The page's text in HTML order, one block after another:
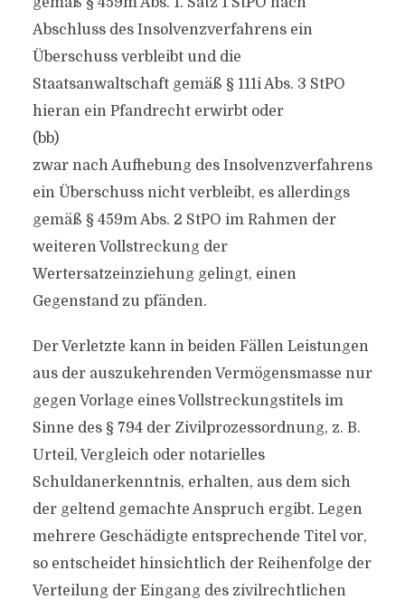
Abschluss des Insolvenzverfahrens ein
Überschuss verbleibt und die
Staatsanwaltschaft gemäß § 111i Abs. 3 StPO
hieran ein Pfandrecht erwirbt oder
(bb)
zwar nach Aufhebung des Insolvenzverfahrens
ein Überschuss nicht verbleibt, es allerdings
gemäß § 459m Abs. 2 StPO im Rahmen der
weiteren Vollstreckung der
Wertersatzeinziehung gelingt, einen
Gegenstand zu pfänden.
Der Verletzte kann in beiden Fällen Leistungen
aus der auszukehrenden Vermögensmasse nur
gegen Vorlage eines Vollstreckungstitels im
Sinne des § 794 der Zivilprozessordnung, z. B.
Urteil, Vergleich oder notarielles
Schuldanerkenntnis, erhalten, aus dem sich
der geltend gemachte Anspruch ergibt. Legen
mehrere Geschädigte entsprechende Titel vor,
so entscheidet hinsichtlich der Reihenfolge der
Verteilung der Eingang des zivilrechtlichen